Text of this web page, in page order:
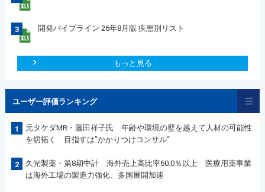
3 開発パイプライン 26年8月版 疾患別リスト
もっと見る
ユーザー評価ランキング
1
元タケダMR・藤田祥子氏 年齢や環境の壁を越えて人材の可能性
を切拓く 目指すは”かかりつけコンサル“
2
久光製薬・第8期中計 海外売上高比率60.0％以上 医療用薬事業
は海外工場の製造力強化、多国展開加速